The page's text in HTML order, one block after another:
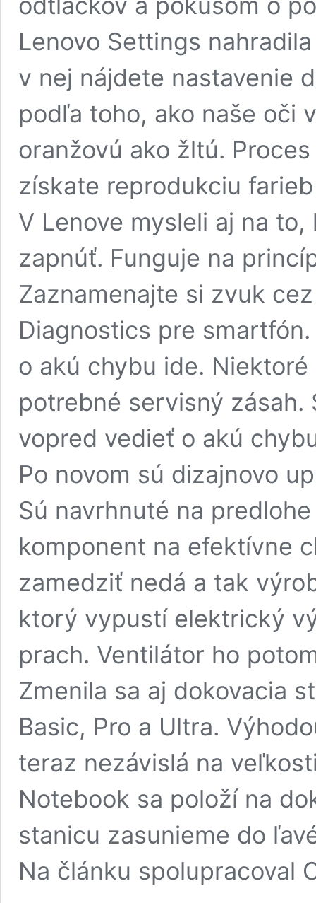
Lenovo Settings
v nej nájdete nastavenie
podľa toho, ako naše oči
oranžovú ako žltú.
získate reprodukciu
V Lenove mysleli aj na
zapnúť. Funguje na
Zaznamenajte si zvuk
Diagnostics pre
o akú chybu ide.
potrebné servisný
vopred vedieť o akú
Po novom sú dizajnovo
Sú navrhnuté na
komponent na efektívne
zamedziť nedá a tak
ktorý vypustí elektrický
prach. Ventilátor ho
Zmenila sa aj dokovacia
Basic, Pro a Ultra.
teraz nezávislá na
Notebook sa položí na
stanicu zasunieme do
Na článku spolupracoval